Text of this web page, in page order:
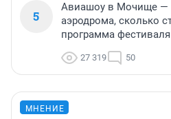
5
Авиашоу в Мочище —
аэродрома, сколько
программа
27 319 50
МНЕНИЕ